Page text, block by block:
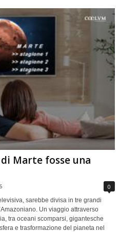
Marte fosse una
0
sarebbe divisa in tre grandi
Un viaggio attraverso
tra oceani scomparsi, gigantesche
e trasformazione del pianeta nel